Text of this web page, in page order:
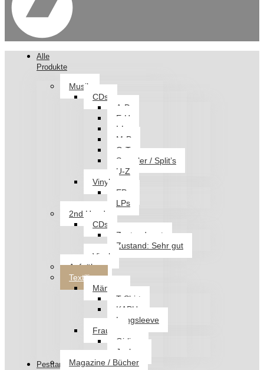
Alle
Produkte
Musik
CDs
A-D
E-H
I-L
M-P
Q-T
Sampler / Split’s
U-Z
Vinyl
EPs
LPs
2nd Hand
CDs
Zustand: gut
Zustand: Sehr gut
Vinyl
Aufnäher
Textilien
Männer
T-Shirt
KAPU
Longsleeve
Frauen
Girlies
Jacken
Magazine / Bücher
Pesttanz